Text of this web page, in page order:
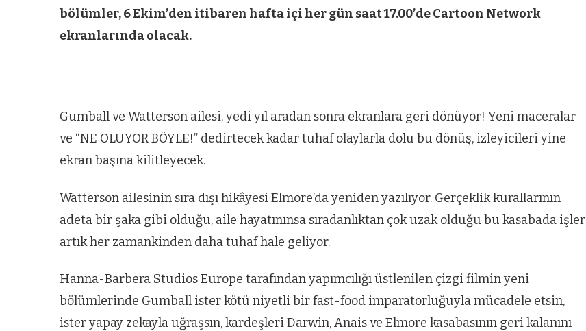
bölümler, 6 Ekim’den itibaren hafta içi her gün saat 17.00’de Cartoon Network
ekranlarında olacak.
Gumball ve Watterson ailesi, yedi yıl aradan sonra ekranlara geri dönüyor! Yeni maceralar
ve “NE OLUYOR BÖYLE!” dedirtecek kadar tuhaf olaylarla dolu bu dönüş, izleyicileri yine
ekran başına kilitleyecek.
Watterson ailesinin sıra dışı hikâyesi Elmore’da yeniden yazılıyor. Gerçeklik kurallarının
adeta bir şaka gibi olduğu, aile hayatınınsa sıradanlıktan çok uzak olduğu bu kasabada işler
artık her zamankinden daha tuhaf hale geliyor.
Hanna-Barbera Studios Europe tarafından yapımcılığı üstlenilen çizgi filmin yeni
bölümlerinde Gumball ister kötü niyetli bir fast-food imparatorluğuyla mücadele etsin,
ister yapay zekayla uğraşsın, kardeşleri Darwin, Anais ve Elmore kasabasının geri kalanını